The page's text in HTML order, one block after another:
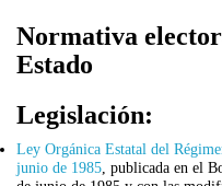
Normativa
Estado
Legislación:
Ley Orgánica Estatal del
junio de 1985 publicada en el